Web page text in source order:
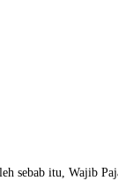
sebab itu, Wajib